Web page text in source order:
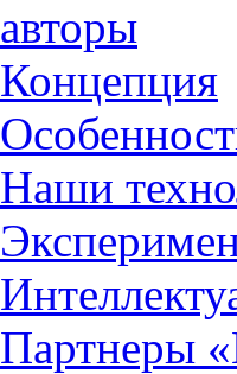
авторы
Концепция
Наши
Партнеры